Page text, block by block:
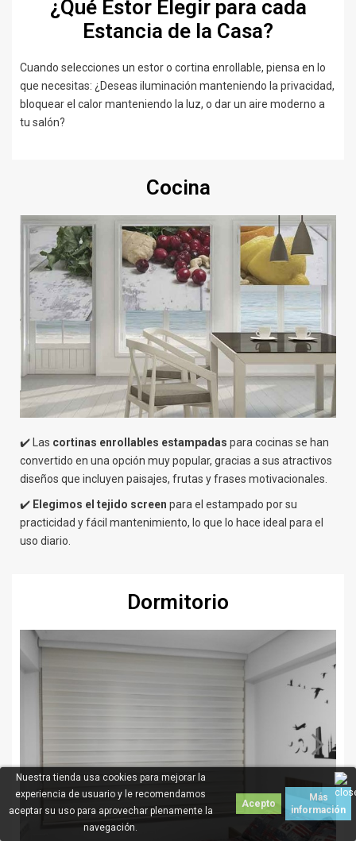
Nuestra tienda usa cookies para mejorar la
experiencia de usuario y le recomendamos
aceptar su uso para aprovechar plenamente la
navegación.
Acepto
Más
información
¿Qué Estor Elegir para cada
Estancia de la Casa?
Cuando selecciones un estor o cortina enrollable, piensa en lo
que necesitas: ¿Deseas iluminación manteniendo la privacidad,
bloquear el calor manteniendo la luz, o dar un aire moderno a
tu salón?
Cocina
✔️ Las cortinas enrollables estampadas para cocinas se han
convertido en una opción muy popular, gracias a sus atractivos
diseños que incluyen paisajes, frutas y frases motivacionales.
✔️ Elegimos el tejido screen para el estampado por su
practicidad y fácil mantenimiento, lo que lo hace ideal para el
uso diario.
Dormitorio